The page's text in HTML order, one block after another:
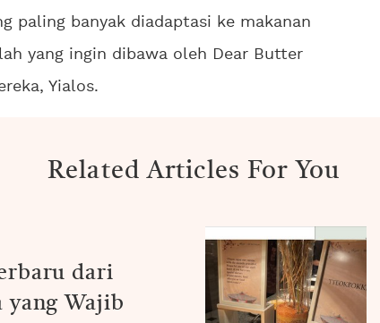
paling banyak diadaptasi ke makanan
yang ingin dibawa oleh Dear Butter
Yialos.
Related Articles For You
dari
yang Wajib